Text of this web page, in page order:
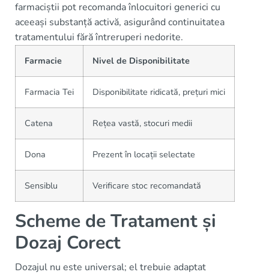
farmaciștii pot recomanda înlocuitori generici cu
aceeași substanță activă, asigurând continuitatea
tratamentului fără întreruperi nedorite.
Farmacie Nivel de Disponibilitate
Farmacia Tei Disponibilitate ridicată, prețuri mici
Catena Rețea vastă, stocuri medii
Dona Prezent în locații selectate
Sensiblu Verificare stoc recomandată
Scheme de Tratament și
Dozaj Corect
Dozajul nu este universal; el trebuie adaptat